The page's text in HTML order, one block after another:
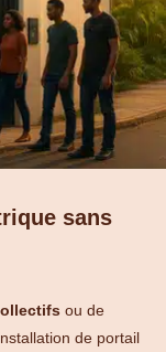
sans
ou de
de portail